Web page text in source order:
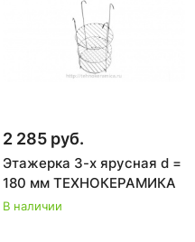
2 285 руб.
Этажерка 3-х ярусная d =
180 мм ТЕХНОКЕРАМИКА
В наличии